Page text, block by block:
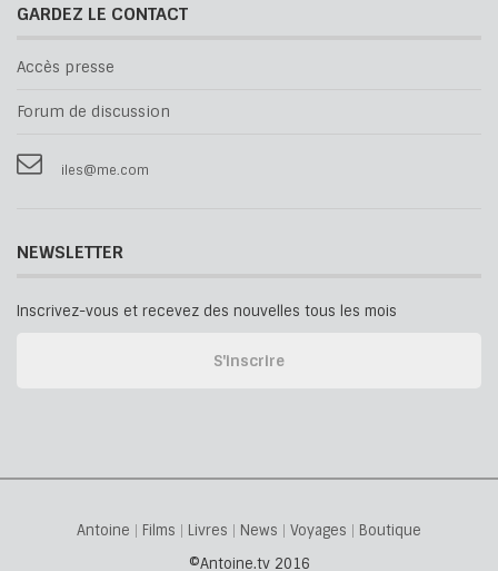
GARDEZ LE CONTACT
Accès presse
Forum de discussion
iles@me.com
NEWSLETTER
Inscrivez-vous et recevez des nouvelles tous les mois
Antoine Films Livres News Voyages
Boutique
©Antoine.tv 2016